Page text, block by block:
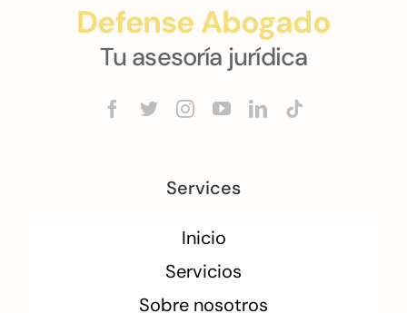
Defense Abogado
Tu asesoría jurídica
Services
Inicio
Servicios
Sobre nosotros